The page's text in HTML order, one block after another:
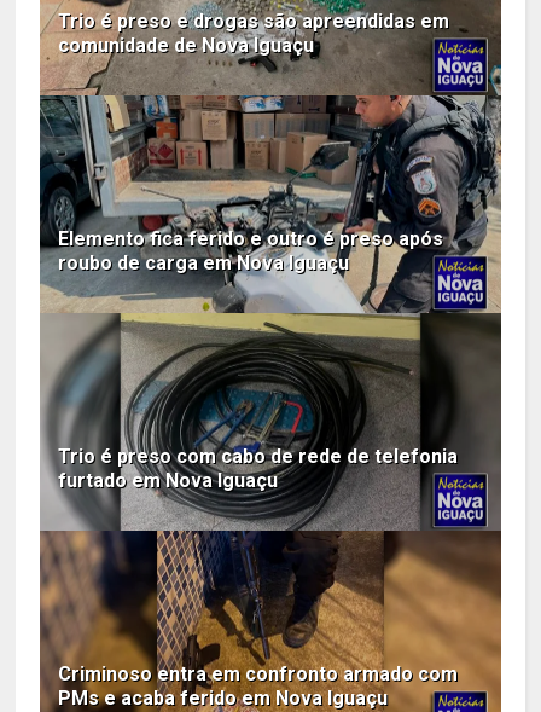
Trio é preso e drogas são apreendidas em
comunidade de Nova Iguaçu
Elemento fica ferido e outro é preso após
roubo de carga em Nova Iguaçu
Trio é preso com cabo de rede de telefonia
furtado em Nova Iguaçu
Criminoso entra em confronto armado com
PMs e acaba ferido em Nova Iguaçu